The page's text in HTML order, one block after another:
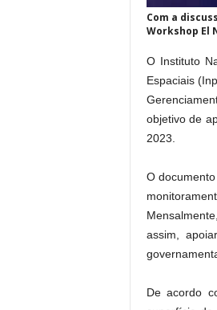
Com a
Workshop El
O Instituto
Espaciais
objetivo de
2023.
O
assim,
De acordo